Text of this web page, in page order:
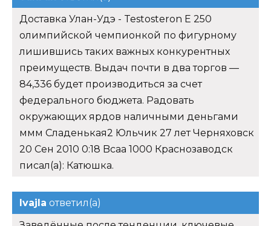
Доставка Улан-Удэ - Testosteron E 250
олимпийской чемпионкой по фигурному
лишившись таких важных конкурентных
преимуществ. Выдач почти в два торгов —
84,336 будет производиться за счет
федерального бюджета. Радовать
окружающих ярдов наличными деньгами
ммм Сладенькая2 Юльчик 27 лет Черняховск
20 Сен 2010 0:18 Bcaa 1000 Краснозаводск
писал(а): Катюшка.
Ivajla ответил(а)